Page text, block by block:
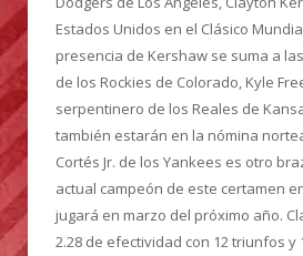
Estados Unidos en el Clásico
presencia de Kershaw se suma a
de los Rockies de Colorado, Kyle
serpentinero de los Reales de
también estarán en la nómina
Cortés Jr. de los Yankees es otro
actual campeón de este certamen
jugará en marzo del próximo año.
2.28 de efectividad con 12 triunfos y